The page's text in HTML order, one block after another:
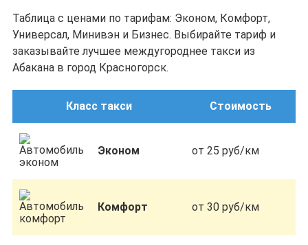
Таблица с ценами по тарифам: Эконом, Комфорт,
Универсал, Минивэн и Бизнес. Выбирайте тариф и
заказывайте лучшее междугороднее такси из
Абакана в город Красногорск.
Класс такси Стоимость
Эконом от 25 руб/км
Комфорт от 30 руб/км